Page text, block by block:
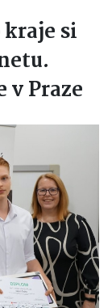
si
Praze